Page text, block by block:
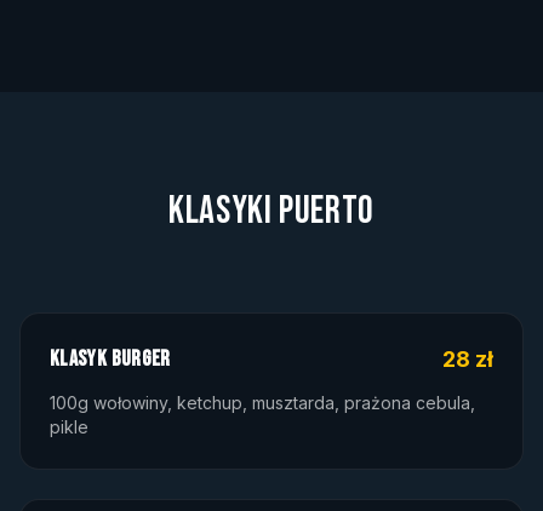
KLASYKI PUERTO
KLASYK BURGER 28 zł
100g wołowiny, ketchup, musztarda, prażona cebula,
pikle